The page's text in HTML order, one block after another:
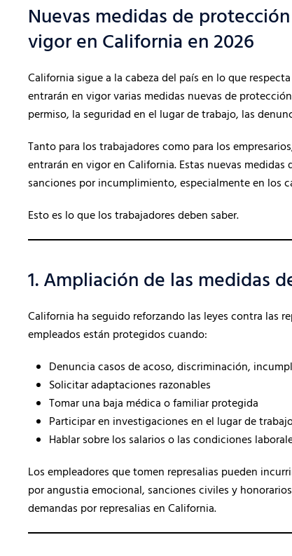
Nuevas medidas de
vigor en California en 2026
California sigue a la cabeza del país en lo que
entrarán en vigor varias medidas nuevas de
permiso, la seguridad en el lugar de trabajo, las
Tanto para los trabajadores como para los
entrarán en vigor en California. Estas nuevas
sanciones por incumplimiento, especialmente en los
Esto es lo que los trabajadores deben saber.
1. Ampliación de las medidas
California ha seguido reforzando las leyes contra las
empleados están protegidos cuando:
Denuncia casos de acoso, discriminación,
Solicitar adaptaciones razonables
Tomar una baja médica o familiar protegida
Participar en investigaciones en el lugar de
Hablar sobre los salarios o las condiciones
Los empleadores que tomen represalias pueden
por angustia emocional, sanciones civiles y
demandas por represalias en California.